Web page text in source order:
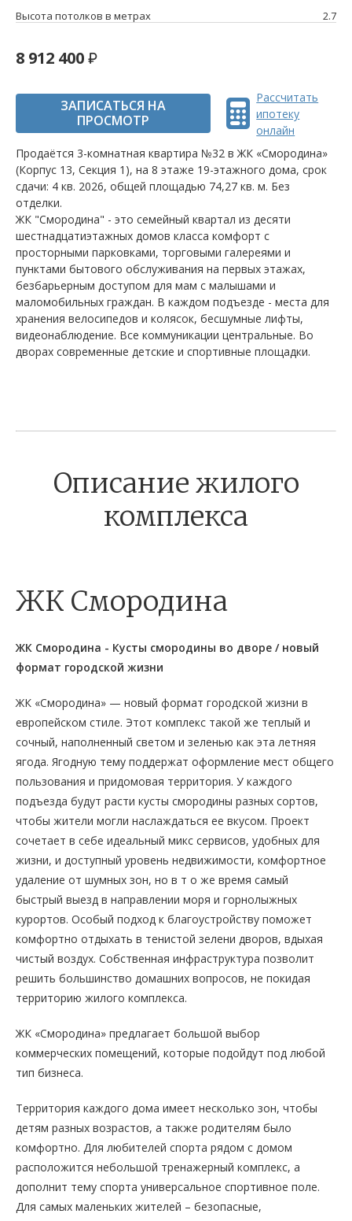
Высота потолков в метрах
2.7
8 912 400
ЗАПИСАТЬСЯ НА
ПРОСМОТР
Рассчитать
ипотеку
онлайн
Продаётся 3-комнатная квартира №32 в ЖК «Смородина»
(Корпус 13, Секция 1), на 8 этаже 19-этажного дома, срок
сдачи: 4 кв. 2026, общей площадью 74,27 кв. м. Без
отделки.
ЖК "Смородина" - это семейный квартал из десяти
шестнадцатиэтажных домов класса комфорт с
просторными парковками, торговыми галереями и
пунктами бытового обслуживания на первых этажах,
безбарьерным доступом для мам с малышами и
маломобильных граждан. В каждом подъезде - места для
хранения велосипедов и колясок, бесшумные лифты,
видеонаблюдение. Все коммуникации центральные. Во
дворах современные детские и спортивные площадки.
Описание жилого
комплекса
ЖК Смородина
ЖК Смородина - Кусты смородины во дворе / новый
формат городской жизни
ЖК «Смородина» — новый формат городской жизни в
европейском стиле. Этот комплекс такой же теплый и
сочный, наполненный светом и зеленью как эта летняя
ягода. Ягодную тему поддержат оформление мест общего
пользования и придомовая территория. У каждого
подъезда будут расти кусты смородины разных сортов,
чтобы жители могли наслаждаться ее вкусом. Проект
сочетает в себе идеальный микс сервисов, удобных для
жизни, и доступный уровень недвижимости, комфортное
удаление от шумных зон, но в т о же время самый
быстрый выезд в направлении моря и горнолыжных
курортов. Особый подход к благоустройству поможет
комфортно отдыхать в тенистой зелени дворов, вдыхая
чистый воздух. Собственная инфраструктура позволит
решить большинство домашних вопросов, не покидая
территорию жилого комплекса.
ЖК «Смородина» предлагает большой выбор
коммерческих помещений, которые подойдут под любой
тип бизнеса.
Территория каждого дома имеет несколько зон, чтобы
детям разных возрастов, а также родителям было
комфортно. Для любителей спорта рядом с домом
расположится небольшой тренажерный комплекс, а
дополнит тему спорта универсальное спортивное поле.
Для самых маленьких жителей – безопасные,